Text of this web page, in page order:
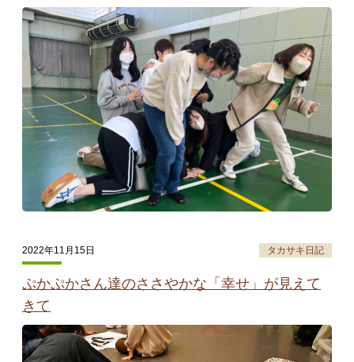
2022年11月15日 タカサキ日記
ぷかぷかさん達のささやかな「幸せ」が見えて
きて